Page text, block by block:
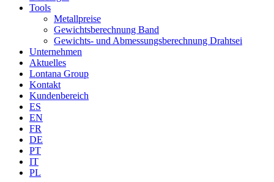
Tools
Metallpreise
Gewichtsberechnung Band
Gewichts- und Abmessungsberechnung Drahtsei
Unternehmen
Aktuelles
Lontana Group
Kontakt
Kundenbereich
ES
EN
FR
DE
PT
IT
PL